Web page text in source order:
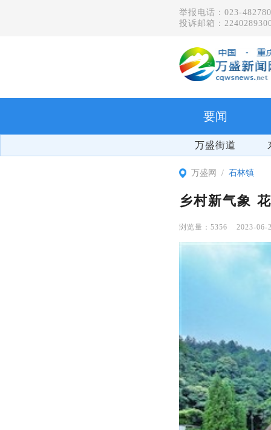
举报电话：023-
投诉邮箱：
要闻
万盛街道
万盛网 石林镇
乡村新气象
5356 2023-06-